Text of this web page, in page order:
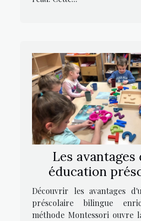
Les avantages
éducation
bilingue basée
méthode
Découvrir les avantages
préscolaire bilingue
méthode Montessori ouvre